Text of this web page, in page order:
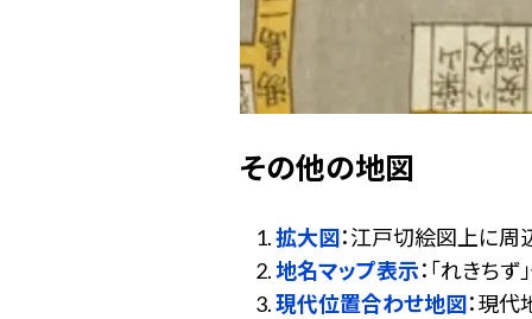
その他の地図
拡大図：江戸切絵図上に周
地名マップ表示：「れきち
現代位置合わせ地図：現